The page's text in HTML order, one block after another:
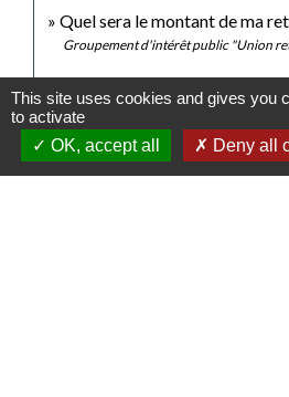
Quel sera le montant de ma
Groupement d'intérêt public "Union
Signaler une
This site uses cookies and gives you
to activate
OK, accept all
Deny all